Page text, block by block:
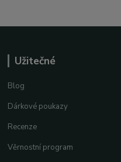
Užitečné
Blog
Dárkové poukazy
Recenze
Věrnostní program